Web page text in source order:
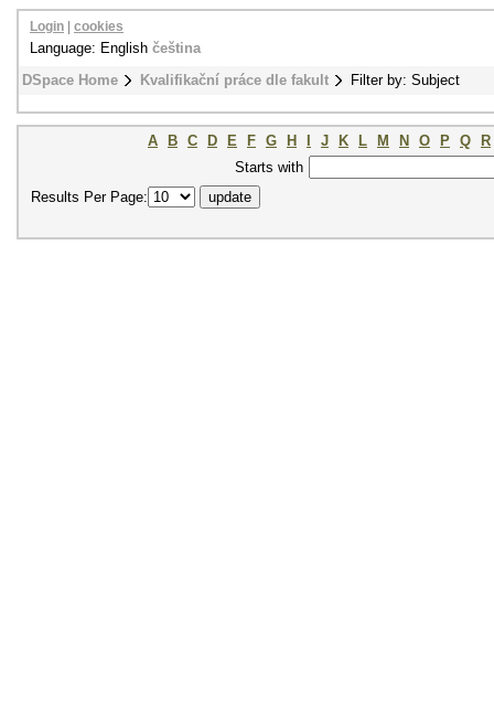
DSpace Home Kvalifikační práce dle fakult Filter by: Subject
Login cookies
Language: English čeština
A B C D E F G H J K L M N O P Q
R
Starts with
Results Per Page: